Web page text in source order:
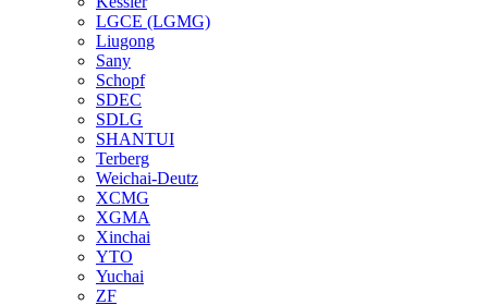
LGCE (LGMG)
Liugong
Sany
Schopf
SDEC
SDLG
SHANTUI
Terberg
Weichai-Deutz
XCMG
XGMA
Xinchai
YTO
Yuchai
ZF